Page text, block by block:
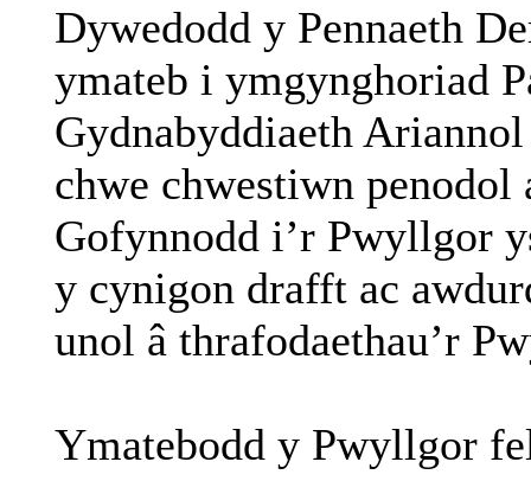
Dywedodd y Pennaeth
ymateb i ymgynghoriad
Gydnabyddiaeth Ariannol
chwe chwestiwn penodol
Gofynnodd i’rPwyllgor
y cynigon drafftac
unol â thrafodaethau’r
Ymatebodd y Pwyllgor